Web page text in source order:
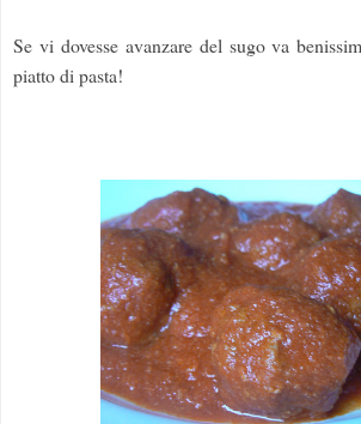
Se vi dovesse avanzare del sugo va
piatto di pasta!